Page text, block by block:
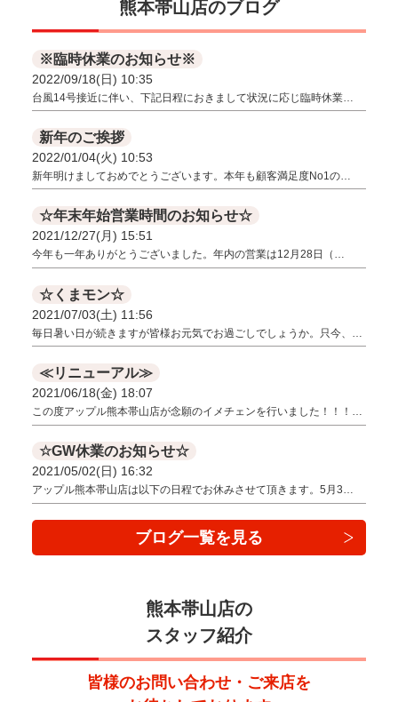
熊本帯山店のブログ
※臨時休業のお知らせ※
2022/09/18(日) 10:35
台風14号接近に伴い、下記日程におきまして状況に応じ臨時休業…
新年のご挨拶
2022/01/04(火) 10:53
新年明けましておめでとうございます。本年も顧客満足度No1の…
☆年末年始営業時間のお知らせ☆
2021/12/27(月) 15:51
今年も一年ありがとうございました。年内の営業は12月28日（…
☆くまモン☆
2021/07/03(土) 11:56
毎日暑い日が続きますが皆様お元気でお過ごしでしょうか。只今、…
≪リニューアル≫
2021/06/18(金) 18:07
この度アップル熊本帯山店が念願のイメチェンを行いました！！！…
☆GW休業のお知らせ☆
2021/05/02(日) 16:32
アップル熊本帯山店は以下の日程でお休みさせて頂きます。5月3…
ブログ一覧を見る
熊本帯山店の
スタッフ紹介
皆様のお問い合わせ・ご来店を